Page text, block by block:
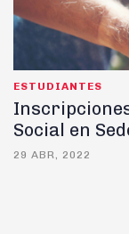
ESTUDIANTES
Social en
29 ABR, 2022